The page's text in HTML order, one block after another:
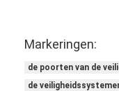
Markeringen:
de poorten van de
de